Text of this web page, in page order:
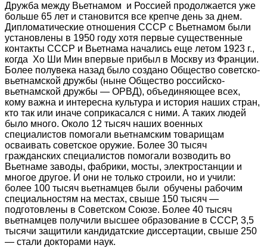
Дружба между Вьетнамом и Россией продолжается уже
больше 65 лет и становится все крепче день за днем.
Дипломатические отношения СССР с Вьетнамом были
установлены в 1950 году хотя первые существенные
контакты СССР и Вьетнама начались еще летом 1923 г.,
когда Хо Ши Мин впервые прибыл в Москву из Франции.
Более полувека назад было создано Общество советско-
вьетнамской дружбы (ныне Общество российско-
вьетнамской дружбы — ОРВД), объединяющее всех,
кому важна и интересна культура и история наших стран,
кто так или иначе соприкасался с ними. А таких людей
было много. Около 12 тысяч наших военных
специалистов помогали вьетнамским товарищам
осваивать советское оружие. Более 30 тысяч
гражданских специалистов помогали возводить во
Вьетнаме заводы, фабрики, мосты, электростанции и
многое другое. И они не только строили, но и учили:
более 100 тысяч вьетнамцев были обучены рабочим
специальностям на местах, свыше 150 тысяч —
подготовлены в Советском Союзе. Более 40 тысяч
вьетнамцев получили высшее образование в СССР, 3,5
тысячи защитили кандидатские диссертации, свыше 250
— стали докторами наук.